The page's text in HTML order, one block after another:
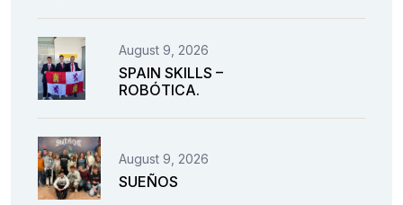
August 9, 2026
SPAIN SKILLS –
ROBÓTICA.
August 9, 2026
SUEÑOS